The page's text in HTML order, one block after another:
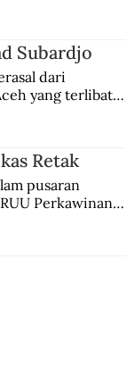
Subardjo
dari
yang terlibat
Retak
pusaran
Perkawinan.